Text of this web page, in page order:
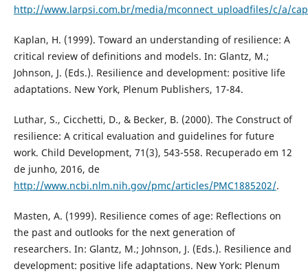
http://www.larpsi.com.br/media/mconnect_uploadfiles/c/a/
Kaplan, H. (1999). Toward an understanding of resilience: A
critical review of definitions and models. In: Glantz, M.;
Johnson, J. (Eds.). Resilience and development: positive life
adaptations. New York, Plenum Publishers, 17-84.
Luthar, S., Cicchetti, D., & Becker, B. (2000). The Construct of
resilience: A critical evaluation and guidelines for future
work. Child Development, 71(3), 543-558. Recuperado em 12
de junho, 2016, de
http://www.ncbi.nlm.nih.gov/pmc/articles/PMC1885202/.
Masten, A. (1999). Resilience comes of age: Reflections on
the past and outlooks for the next generation of
researchers. In: Glantz, M.; Johnson, J. (Eds.). Resilience and
development: positive life adaptations. New York: Plenum